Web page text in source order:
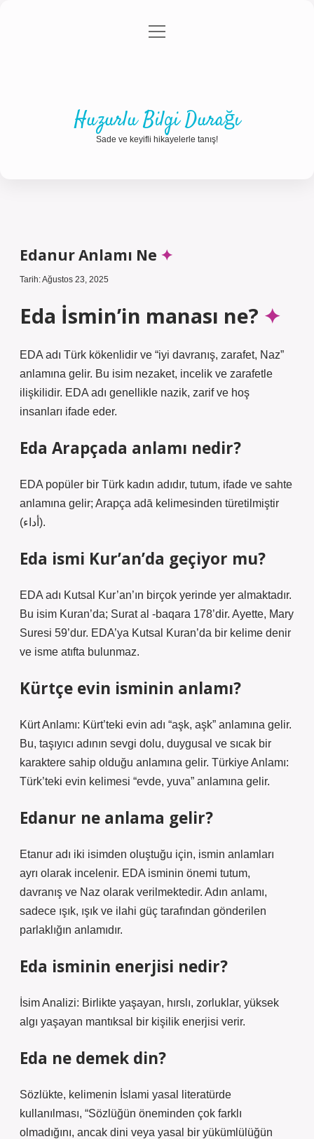
Gizlilik Politikası
menüyü
Huzurlu Bilgi Durağı
Sade ve keyifli hikayelerle tanış!
Edanur Anlamı Ne
Tarih: Ağustos 23, 2025
Eda İsmin’in manası ne?
EDA adı Türk kökenlidir ve “iyi davranış, zarafet, Naz”
anlamına gelir. Bu isim nezaket, incelik ve zarafetle
ilişkilidir. EDA adı genellikle nazik, zarif ve hoş
insanları ifade eder.
Eda Arapçada anlamı nedir?
EDA popüler bir Türk kadın adıdır, tutum, ifade ve sahte
anlamına gelir; Arapça adā kelimesinden türetilmiştir
(أداء).
Eda ismi Kur’an’da geçiyor mu?
EDA adı Kutsal Kur’an’ın birçok yerinde yer almaktadır.
Bu isim Kuran’da; Surat al -baqara 178’dir. Ayette, Mary
Suresi 59’dur. EDA’ya Kutsal Kuran’da bir kelime denir
ve isme atıfta bulunmaz.
Kürtçe evin isminin anlamı?
Kürt Anlamı: Kürt’teki evin adı “aşk, aşk” anlamına gelir.
Bu, taşıyıcı adının sevgi dolu, duygusal ve sıcak bir
karaktere sahip olduğu anlamına gelir. Türkiye Anlamı:
Türk’teki evin kelimesi “evde, yuva” anlamına gelir.
Edanur ne anlama gelir?
Etanur adı iki isimden oluştuğu için, ismin anlamları
ayrı olarak incelenir. EDA isminin önemi tutum,
davranış ve Naz olarak verilmektedir. Adın anlamı,
sadece ışık, ışık ve ilahi güç tarafından gönderilen
parlaklığın anlamıdır.
Eda isminin enerjisi nedir?
İsim Analizi: Birlikte yaşayan, hırslı, zorluklar, yüksek
algı yaşayan mantıksal bir kişilik enerjisi verir.
Eda ne demek din?
Sözlükte, kelimenin İslami yasal literatürde
kullanılması, “Sözlüğün öneminden çok farklı
olmadığını, ancak dini veya yasal bir yükümlülüğün